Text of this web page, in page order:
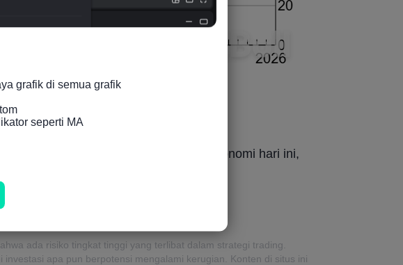
terkini tentang semua peristiwa ekonomi hari ini,
ada risiko tingkat tinggi yang terlibat dalam strategi trading.
investasi apa pun berpotensi mengalami kerugian. Konten di situs ini
grafik di semua grafik
seperti MA